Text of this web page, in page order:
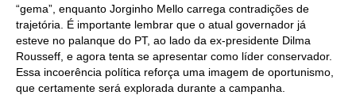
“gema”, enquanto Jorginho Mello carrega contradições de
trajetória. É importante lembrar que o atual governador já
esteve no palanque do PT, ao lado da ex-presidente Dilma
Rousseff, e agora tenta se apresentar como líder conservador.
Essa incoerência política reforça uma imagem de oportunismo,
que certamente será explorada durante a campanha.